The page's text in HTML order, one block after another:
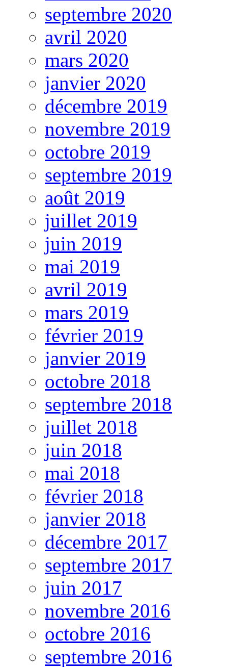
septembre 2020
avril 2020
mars 2020
janvier 2020
décembre 2019
novembre 2019
octobre 2019
septembre 2019
août 2019
juillet 2019
juin 2019
mai 2019
avril 2019
mars 2019
février 2019
janvier 2019
octobre 2018
septembre 2018
juillet 2018
juin 2018
mai 2018
février 2018
janvier 2018
décembre 2017
septembre 2017
juin 2017
novembre 2016
octobre 2016
septembre 2016